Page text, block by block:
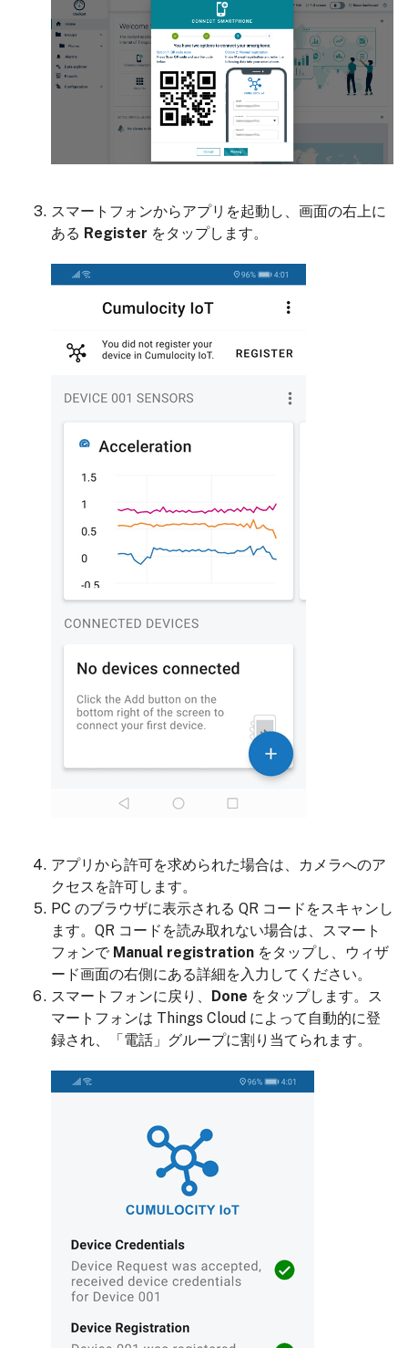
スマートフォンからアプリを起動し、画面の右上に
ある Register をタップします。
アプリから許可を求められた場合は、カメラへのア
クセスを許可します。
PC のブラウザに表示される QR コードをスキャンし
ます。QR コードを読み取れない場合は、スマート
フォンで Manual registration をタップし、ウィザ
ード画面の右側にある詳細を入力してください。
スマートフォンに戻り、
Done をタップします。ス
マートフォンは Things Cloud によって自動的に登
録され、「電話」グループに割り当てられます。